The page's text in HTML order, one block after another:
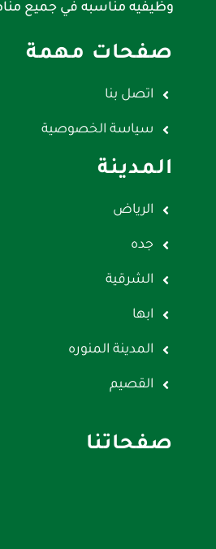
وظيفيه مناسبه في جميع
صفحات مهمة
اتصل بنا
سياسة الخصوصية
المدينة
الرياض
جده
الشرقية
ابها
المدينة المنوره
القصيم
صفحاتنا